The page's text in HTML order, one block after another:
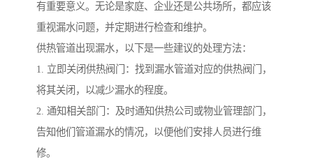
有重要意义。无论是家庭、企业还是公共场所，都应该
重视漏水问题，并定期进行检查和维护。
供热管道出现漏水，以下是一些建议的处理方法：
1. 立即关闭供热阀门：找到漏水管道对应的供热阀门，
将其关闭，以减少漏水的程度。
2. 通知相关部门：及时通知供热公司或物业管理部门，
告知他们管道漏水的情况，以便他们安排人员进行维
修。